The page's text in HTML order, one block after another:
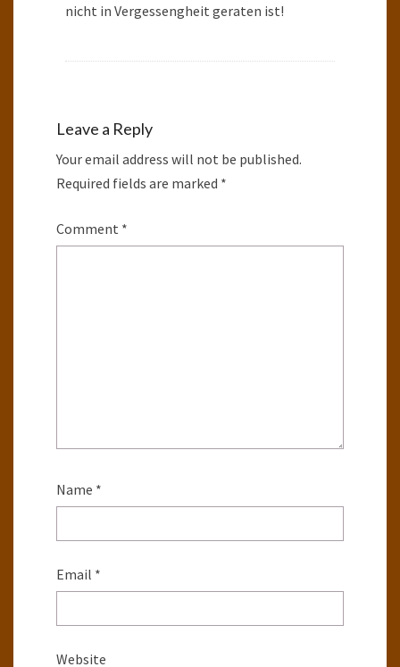
nicht in Vergessengheit geraten ist!
Leave a Reply
Your email address will not be published.
Required fields are marked *
Comment *
Name *
Email *
Website